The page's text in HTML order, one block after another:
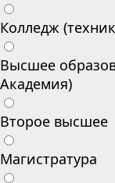
Колледж
Высшее
Академия)
Второе высшее
Магистратура